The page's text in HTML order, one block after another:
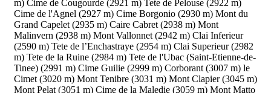
m) Cime de Cougourde (2921 m) Tete de Pelouse (2922 m)
Cime de l'Agnel (2927 m) Cime Borgonio (2930 m) Mont du
Grand Capelet (2935 m) Caire Cabret (2938 m) Mont
Malinvern (2938 m) Mont Vallonnet (2942 m) Clai Inferieur
(2590 m) Tete de l’Enchastraye (2954 m) Clai Superieur (2982
m) Tete de la Ruine (2984 m) Tete de l'Ubac (Saint-Etienne-de-
Tinee) (2991 m) Cime Guilie (2999 m) Corborant (3007 m) le
Cimet (3020 m) Mont Tenibre (3031 m) Mont Clapier (3045 m)
Mont Pelat (3051 m) Cime de la Maledie (3059 m) Mont Matto